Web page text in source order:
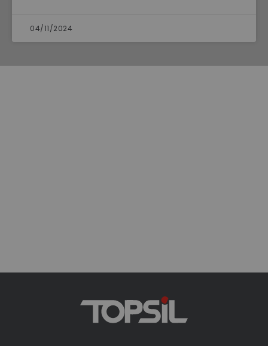
04/11/2024